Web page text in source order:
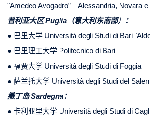
"Amedeo Avogadro” – Alessandria, Novara e
普利亚大区 Puglia（意大利东南部）：
● 巴里大学 Università degli Studi di Bari
● 巴里理工大学 Politecnico di Bari
● 福贾大学 Università degli Studi di Foggia
● 萨兰托大学 Università degli Studi del
撒丁岛 Sardegna：
● 卡利亚里大学 Università degli Studi di